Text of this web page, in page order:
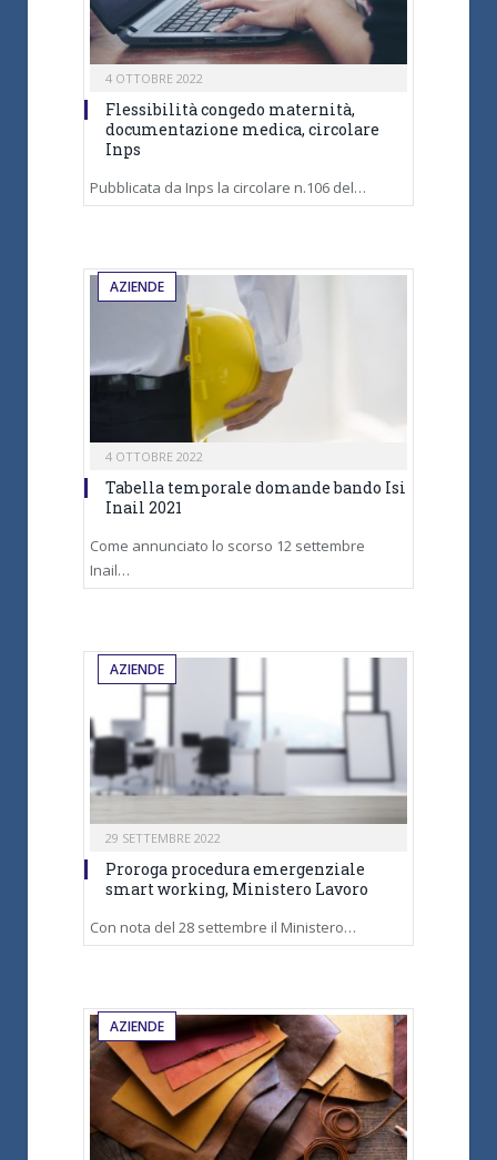
4 OTTOBRE 2022
Flessibilità congedo maternità,
documentazione medica, circolare
Inps
Pubblicata da Inps la circolare n.106 del…
AZIENDE
4 OTTOBRE 2022
Tabella temporale domande bando Isi
Inail 2021
Come annunciato lo scorso 12 settembre
Inail…
AZIENDE
29 SETTEMBRE 2022
Proroga procedura emergenziale
smart working, Ministero Lavoro
Con nota del 28 settembre il Ministero…
AZIENDE